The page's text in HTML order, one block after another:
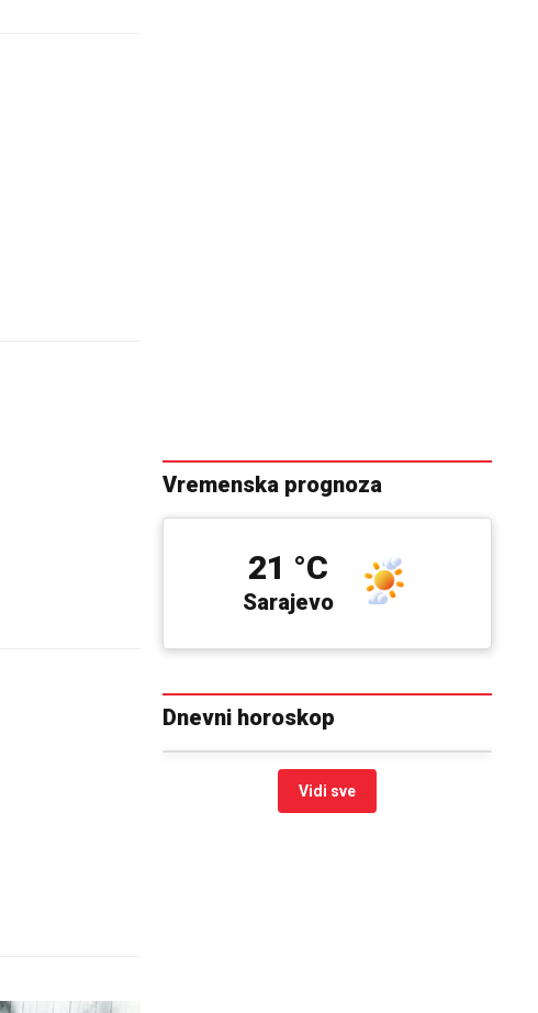
Vremenska prognoza
Sarajevo
21 °C
Dnevni horoskop
Vidi sve